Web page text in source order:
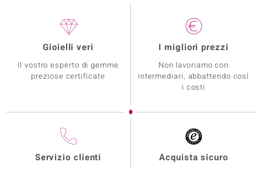
Gioielli veri
Il vostro esperto di gemme
preziose certificate
I migliori prezzi
Non lavoriamo con
intermediari, abbattendo così
i costi
Servizio clienti Acquista sicuro